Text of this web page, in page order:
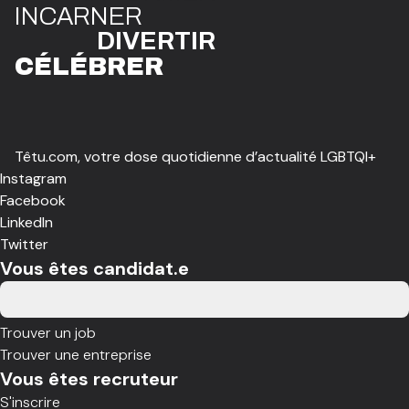
INCARNER
DIVERTIR
CÉLÉBRER
Têtu.com, votre dose quotidienne d’actualité LGBTQI+
Instagram
Facebook
LinkedIn
Twitter
Vous êtes candidat.e
Trouver un job
Trouver une entreprise
Vous êtes recruteur
S'inscrire